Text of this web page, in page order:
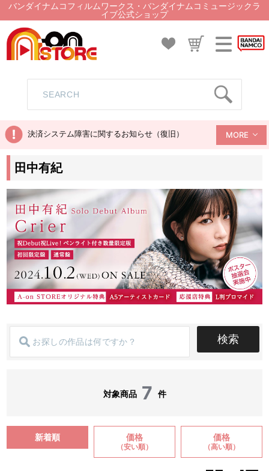
バンダイナムコフィルムワークス・バンダイナムコミュージックラ
イブ公式ショップ
決済システム障害に関するお知らせ（復旧） MORE
田中有紀
検索
対象商品 7 件
新着順 価格
（安い順）
価格
（高い順）